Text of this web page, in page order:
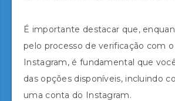
É importante destacar que,
pelo processo de verificação com
Instagram, é fundamental que
das opções disponíveis, incluindo
uma conta do Instagram.